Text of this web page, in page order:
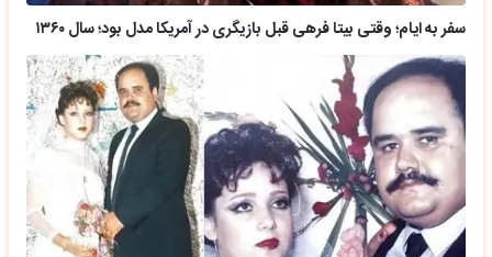
سفر به ایام؛ وقتی بیتا فرهی قبل بازیگری در آمریکا مدل بود؛ سال ۱۳۶۰